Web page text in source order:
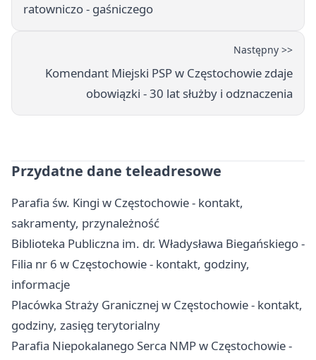
ratowniczo - gaśniczego
Następny >>
Komendant Miejski PSP w Częstochowie zdaje
obowiązki - 30 lat służby i odznaczenia
Przydatne dane teleadresowe
Parafia św. Kingi w Częstochowie - kontakt,
sakramenty, przynależność
Biblioteka Publiczna im. dr. Władysława Biegańskiego -
Filia nr 6 w Częstochowie - kontakt, godziny,
informacje
Placówka Straży Granicznej w Częstochowie - kontakt,
godziny, zasięg terytorialny
Parafia Niepokalanego Serca NMP w Częstochowie -